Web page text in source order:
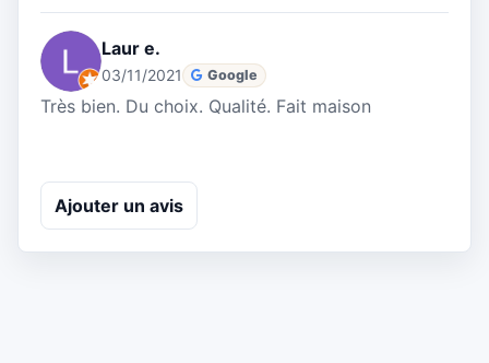
Laur e.
03/11/2021 Google
Très bien. Du choix. Qualité. Fait maison
Ajouter un avis